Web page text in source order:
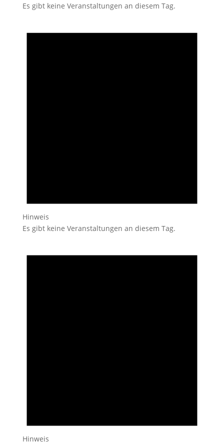
Es gibt keine Veranstaltungen an diesem Tag.
Hinweis
Es gibt keine Veranstaltungen an diesem Tag.
Hinweis